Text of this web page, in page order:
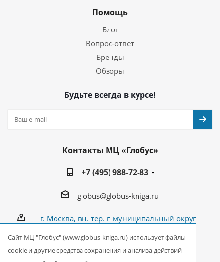
Помощь
Блог
Вопрос-ответ
Бренды
Обзоры
Будьте всегда в курсе!
Контакты МЦ «Глобус»
+7 (495) 988-72-83
globus@globus-kniga.ru
г. Москва, вн. тер. г. муниципальный округ
Cайт МЦ "Глобус" (www.globus-kniga.ru) использует файлы
cookie и другие средства сохранения и анализа действий